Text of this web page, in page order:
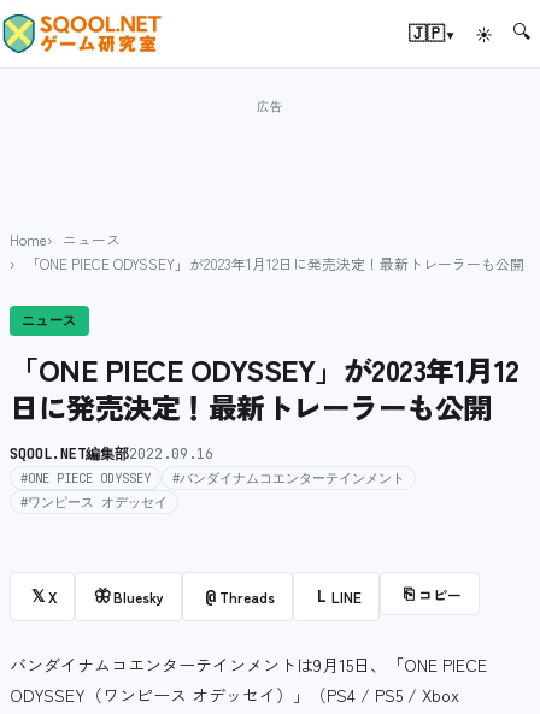
🇯🇵▾ ☀ 🔍
Home
ニュース
「ONE PIECE ODYSSEY」が2023年1月12日に発売決定！最新トレーラーも公開
ニュース
「ONE PIECE ODYSSEY」が2023年1月12
日に発売決定！最新トレーラーも公開
SQOOL.NET編集部2022.09.16
#ONE PIECE ODYSSEY
#バンダイナムコエンターテインメント
#ワンピース オデッセイ
𝕏X 🦋Bluesky @ Threads L LINE ⎘ コピー
バンダイナムコエンターテインメントは9月15日、「ONE PIECE
ODYSSEY（ワンピース オデッセイ）」（PS4 / PS5 / Xbox